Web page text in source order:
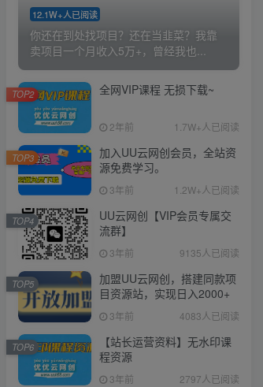
12.1W+人已阅读
你还在到处找项目？还在当韭菜？我靠
卖项目一个月收入5万+，曾经我也...
全网VIP课程 无损下载~
2年前 1.7W+人已阅读
TOP2
加入UU云网创会员，全站资
源免费学习。
3年前 1.2W+人已阅读
TOP3
UU云网创【VIP会员专属交
流群】
3年前 9135人已阅读
TOP4
加盟UU云网创，搭建同款项
目资源站，实现日入2000+
3年前 4083人已阅读
TOP5
【站长运营资料】无水印课
程资源
3年前 2797人已阅读
TOP6